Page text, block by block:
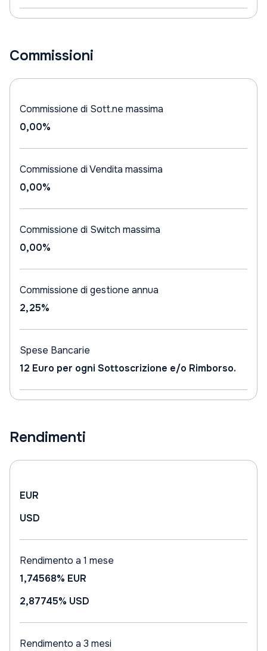
Commissioni
Commissione di Sott.ne massima
0,00%
Commissione di Vendita massima
0,00%
Commissione di Switch massima
0,00%
Commissione di gestione annua
2,25%
Spese Bancarie
12 Euro per ogni Sottoscrizione e/o Rimborso.
Rendimenti
EUR
USD
Rendimento a 1 mese
1,74568% EUR
2,87745% USD
Rendimento a 3 mesi